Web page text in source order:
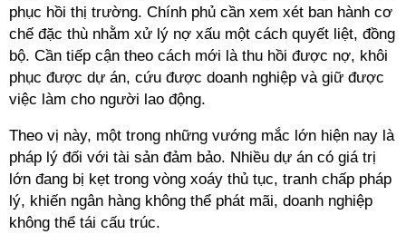
phục hồi thị trường. Chính phủ cần xem xét ban hành cơ
chế đặc thù nhằm xử lý nợ xấu một cách quyết liệt, đồng
bộ. Cần tiếp cận theo cách mới là thu hồi được nợ, khôi
phục được dự án, cứu được doanh nghiệp và giữ được
việc làm cho người lao động.
Theo vị này, một trong những vướng mắc lớn hiện nay là
pháp lý đối với tài sản đảm bảo. Nhiều dự án có giá trị
lớn đang bị kẹt trong vòng xoáy thủ tục, tranh chấp pháp
lý, khiến ngân hàng không thể phát mãi, doanh nghiệp
không thể tái cấu trúc.